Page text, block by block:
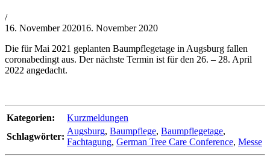
von
Philipp
/
16. November 202016. November 2020
Die für Mai 2021 geplanten Baumpflegetage in Augsburg fallen
coronabedingt aus. Der nächste Termin ist für den 26. – 28. April
2022 angedacht.
Kategorien:
Kurzmeldungen
Schlagwörter:
Augsburg, Baumpflege, Baumpflegetage,
Fachtagung, German Tree Care Conference, Messe